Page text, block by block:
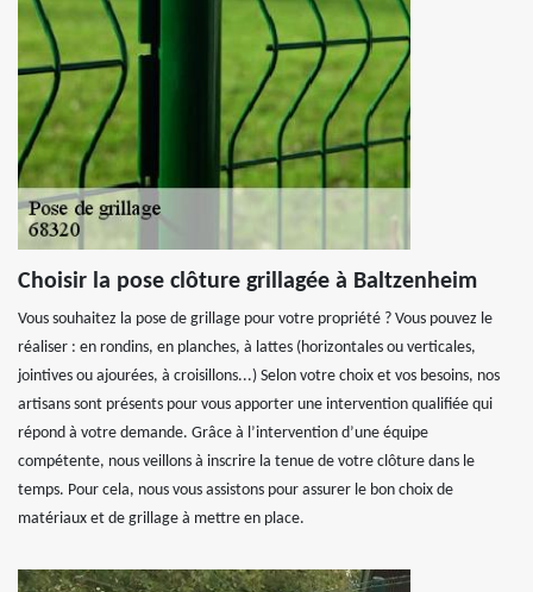
Choisir la pose clôture grillagée à Baltzenheim
Vous souhaitez la pose de grillage pour votre propriété ? Vous pouvez le
réaliser : en rondins, en planches, à lattes (horizontales ou verticales,
jointives ou ajourées, à croisillons...) Selon votre choix et vos besoins, nos
artisans sont présents pour vous apporter une intervention qualifiée qui
répond à votre demande. Grâce à l’intervention d’une équipe
compétente, nous veillons à inscrire la tenue de votre clôture dans le
temps. Pour cela, nous vous assistons pour assurer le bon choix de
matériaux et de grillage à mettre en place.